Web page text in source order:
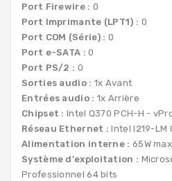
Port Firewire : 0
Port Imprimante (LPT1) : 0
Port COM (Série) : 0
Port e-SATA : 0
Port PS/2 : 0
Sorties audio : 1x Avant
Entrées audio : 1x Arrière
Chipset : Intel Q370 PCH-H -
Réseau Ethernet :Intel I219-LM
Alimentation interne : 65W
Système d'exploitation :
Professionnel 64 bits